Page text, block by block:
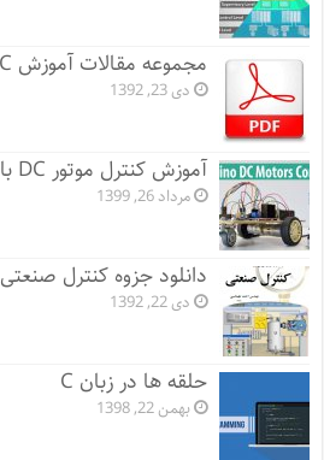
مجموعه مقالات آموزش PLC
دی 23, 1392
آموزش کنترل موتور DC با آردوینو
مرداد 26, 1399
دانلود جزوه کنترل صنعتی
دی 22, 1392
حلقه ها در زبان C
بهمن 22, 1398